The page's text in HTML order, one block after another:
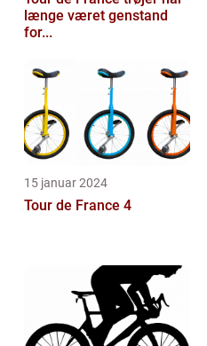
længe været genstand
for...
15 januar 2024
Tour de France 4